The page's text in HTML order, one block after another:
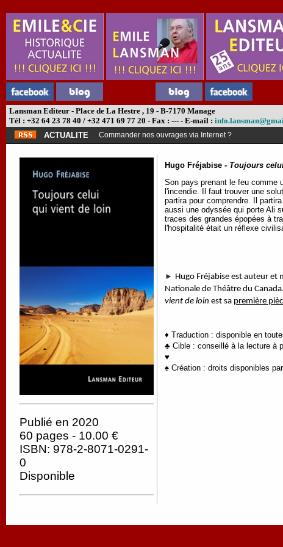
Lansman Editeur - Place de La Hestre , 19 - B-7170 Manage
Tél : +32 64 23 78 40 / +32 471 69 77 20 - Fax : --- - E-mail :
ACTUALITE Commander nos ouvrages via Internet ?
Publié en 2020
60 pages - 10.00 €
ISBN: 978-2-8071-0291-
0
Disponible
Hugo Fréjabise - Toujours
Son pays prenant le feu comme
l'incendie. Il faut trouver une
partira pour comprendre. Il
aussi une odyssée qui porte Ali
traces des grandes épopées à
l'hospitalité était un réflexe
► Hugo Fréjabise est auteur et
Nationale de Théâtre du
vient de loin est sa première
♦ Traduction : disponible en
♣ Cible : conseillé à la lecture à
♥
♠ Création : droits disponibles